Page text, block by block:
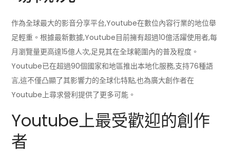
作為全球最大的影音分享平台,Youtube在數位內容行業的地位舉
足輕重。根據最新數據,Youtube目前擁有超過10億活躍使用者,每
月瀏覽量更高達15億人次,足見其在全球範圍內的普及程度。
Youtube已在超過90個國家和地區推出本地化服務,支持76種語
言,這不僅凸顯了其影響力的全球化特點,也為廣大創作者在
Youtube上尋求營利提供了更多可能。
Youtube上最受歡迎的創作
者